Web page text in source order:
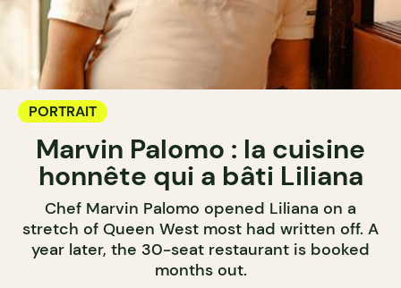
PORTRAIT
Marvin Palomo : la cuisine
honnête qui a bâti Liliana
Chef Marvin Palomo opened Liliana on a
stretch of Queen West most had written off. A
year later, the 30-seat restaurant is booked
months out.